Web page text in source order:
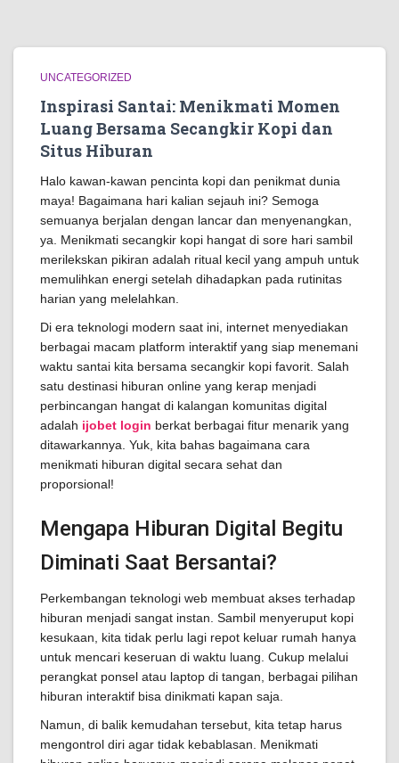
UNCATEGORIZED
Inspirasi Santai: Menikmati Momen
Luang Bersama Secangkir Kopi dan
Situs Hiburan
Halo kawan-kawan pencinta kopi dan penikmat dunia
maya! Bagaimana hari kalian sejauh ini? Semoga
semuanya berjalan dengan lancar dan menyenangkan,
ya. Menikmati secangkir kopi hangat di sore hari sambil
merilekskan pikiran adalah ritual kecil yang ampuh untuk
memulihkan energi setelah dihadapkan pada rutinitas
harian yang melelahkan.
Di era teknologi modern saat ini, internet menyediakan
berbagai macam platform interaktif yang siap menemani
waktu santai kita bersama secangkir kopi favorit. Salah
satu destinasi hiburan online yang kerap menjadi
perbincangan hangat di kalangan komunitas digital
adalah ijobet login berkat berbagai fitur menarik yang
ditawarkannya. Yuk, kita bahas bagaimana cara
menikmati hiburan digital secara sehat dan
proporsional!
Mengapa Hiburan Digital Begitu
Diminati Saat Bersantai?
Perkembangan teknologi web membuat akses terhadap
hiburan menjadi sangat instan. Sambil menyeruput kopi
kesukaan, kita tidak perlu lagi repot keluar rumah hanya
untuk mencari keseruan di waktu luang. Cukup melalui
perangkat ponsel atau laptop di tangan, berbagai pilihan
hiburan interaktif bisa dinikmati kapan saja.
Namun, di balik kemudahan tersebut, kita tetap harus
mengontrol diri agar tidak kebablasan. Menikmati